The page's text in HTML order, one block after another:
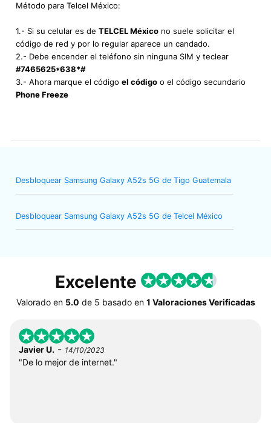
Método para Telcel México:
1.- Si su celular es de TELCEL México no suele solicitar el
código de red y por lo regular aparece un candado.
2.- Debe encender el teléfono sin ninguna SIM y teclear
#7465625*638*#
3.- Ahora marque el código el código o el código secundario
Phone Freeze
Desbloquear Samsung Galaxy A52s 5G de Tigo Guatemala
Desbloquear Samsung Galaxy A52s 5G de Telcel México
Excelente
Valorado en 5.0 de 5 basado en 1 Valoraciones Verificadas
Javier U. - 14/10/2023
"De lo mejor de internet."